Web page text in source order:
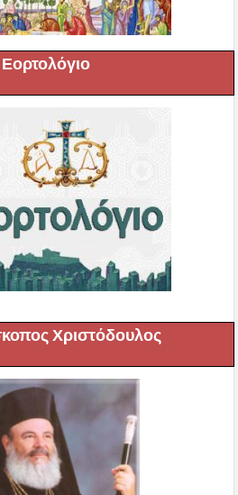
Εορτολόγιο
Χριστόδουλος